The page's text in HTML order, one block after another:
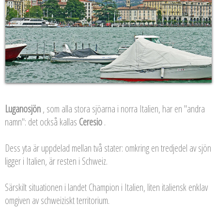
Luganosjön, som alla stora sjöarna i norra Italien, har en "andra
namn": det också kallas Ceresio.
Dess yta är uppdelad mellan två stater: omkring en tredjedel av sjön
ligger i Italien, är resten i Schweiz.
Särskilt situationen i landet Champion i Italien, liten italiensk enklav
omgiven av schweiziskt territorium.